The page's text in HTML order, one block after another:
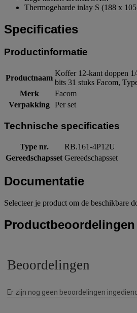
Thermogeharde inlay S (188 x
Specificaties
Productinformatie
Productnaam
Koffer 12-kant doppen
bits 31 stuks Facom,
Merk
Facom
Verpakking Per set
Technische specificaties
Type nr.
RB.161-4P12U
Gereedschapsset Gereedschapsset
Documentatie
Selecteer je product om de beschikbare
Productbeoordelingen